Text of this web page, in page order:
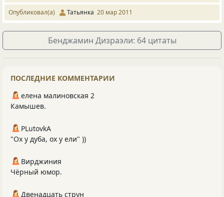
Опубликовал(а) Татьянка 20 мар 2011
Бенджамин Дизраэли: 64 цитаты
ПОСЛЕДНИЕ КОММЕНТАРИИ
елена малиновская 2
Камышев.
PLutоvkА
"Ох у дуба, ох у ели" ))
Вирджиния
Чёрный юмор.
Двенадцать струн